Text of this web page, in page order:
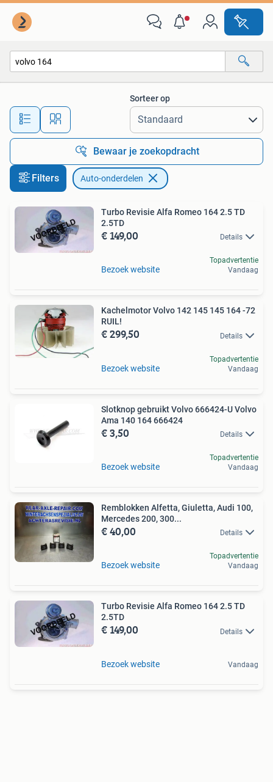
Alle afstanden…
Sorteer op
Bewaar je zoekopdracht
Filters Auto-onderdelen
Turbo Revisie Alfa Romeo 164 2.5 TD
2.5TD
€ 149,00 Details
Bezoek website
Topadvertentie
Vandaag
Kachelmotor Volvo 142 145 145 164 -72
RUIL!
€ 299,50 Details
Bezoek website
Topadvertentie
Vandaag
Slotknop gebruikt Volvo 666424-U Volvo
Ama 140 164 666424
€ 3,50 Details
Bezoek website
Topadvertentie
Vandaag
Remblokken Alfetta, Giuletta, Audi 100,
Mercedes 200, 300...
€ 40,00 Details
Bezoek website
Topadvertentie
Vandaag
Turbo Revisie Alfa Romeo 164 2.5 TD
2.5TD
€ 149,00 Details
Bezoek website Vandaag